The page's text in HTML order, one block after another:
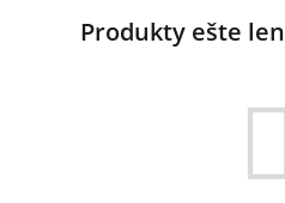
Produkty ešte